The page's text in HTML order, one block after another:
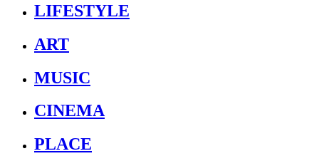
LIFESTYLE
ART
MUSIC
CINEMA
PLACE